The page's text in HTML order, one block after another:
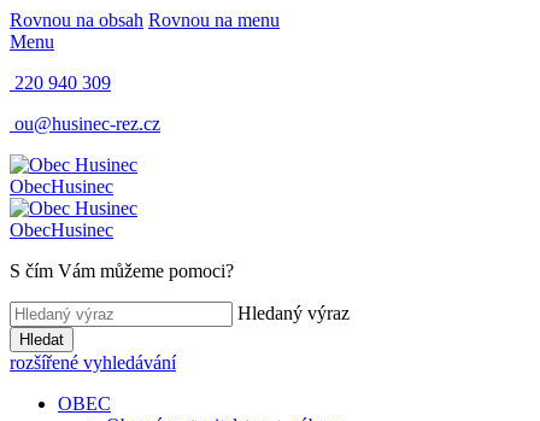
Rovnou na obsah Rovnou na menu
Menu
220 940 309
ou@husinec-rez.cz
ObecHusinec
ObecHusinec
S čím Vám můžeme pomoci?
Hledaný výraz
Hledat
rozšířené vyhledávání
OBEC